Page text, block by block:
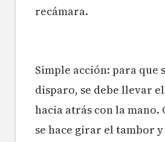
recámara.
Simple acción: para que
disparo, se debe llevar
hacia atrás con la mano.
se hace girar el tambor